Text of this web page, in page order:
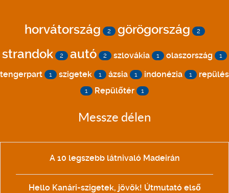
horvátország 2 görögország 2
strandok 2 autó 2 szlovákia 1 olaszország 1
tengerpart 1 szigetek 1 ázsia 1 indonézia 1 repülés
1 Repülőtér 1
Messze délen
A 10 legszebb látnivaló Madeirán
Hello Kanári-szigetek, jövök! Útmutató első